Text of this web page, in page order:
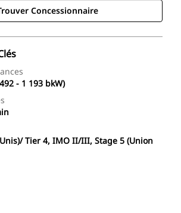
Concessionnaire
- 1 193 bkW)
Unis)/ Tier 4, IMO II/III, Stage 5 (Union